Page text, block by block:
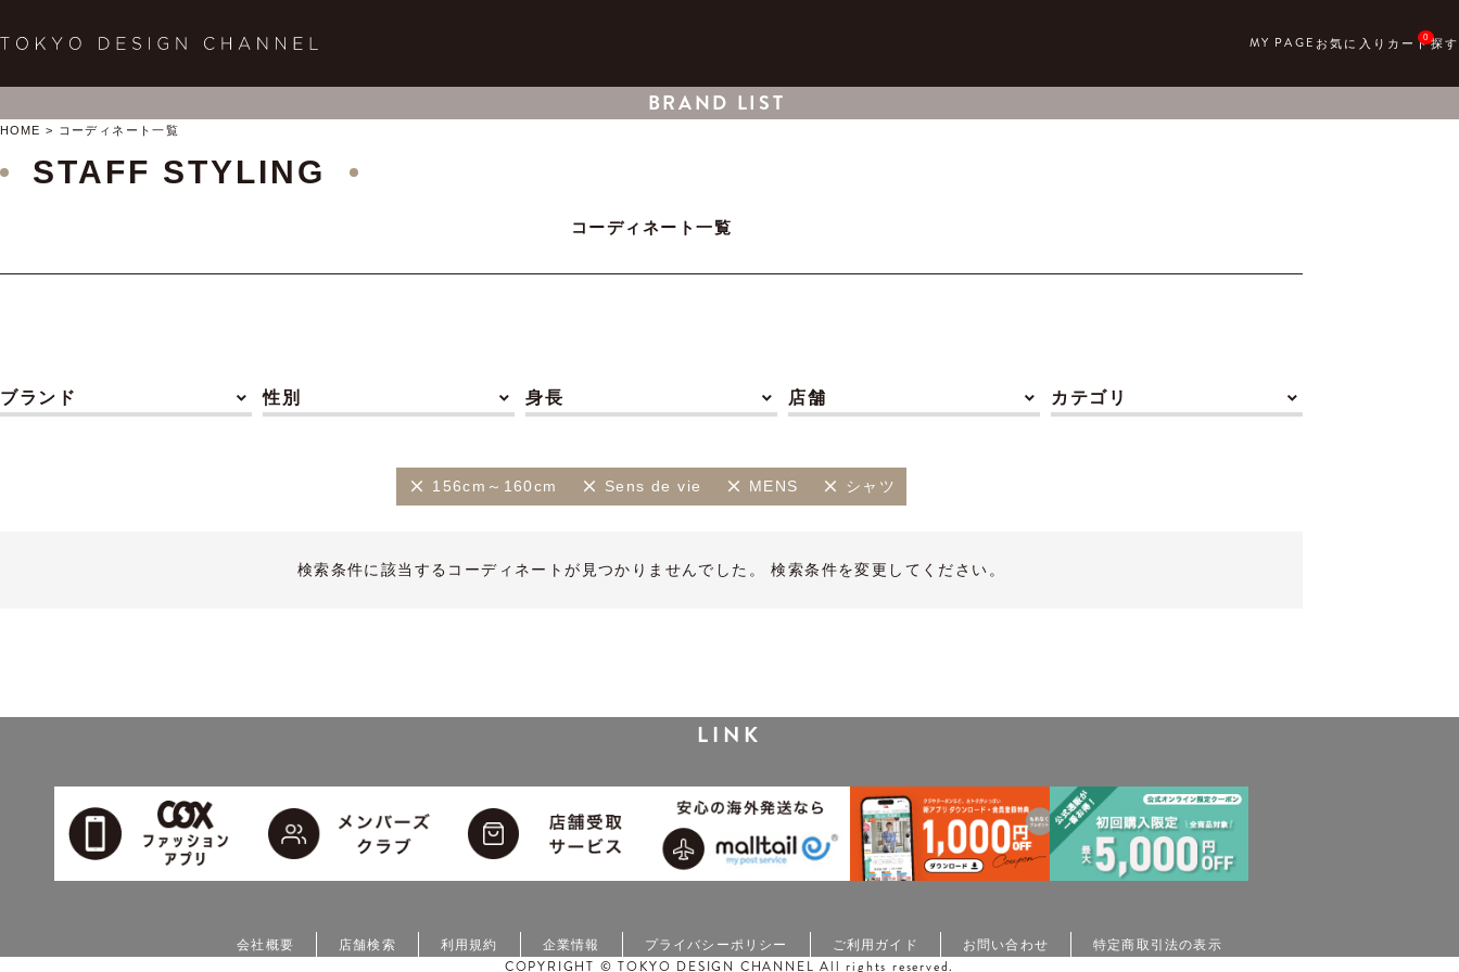
0
BRAND LIST
HOME コーディネート一覧
STAFF STYLING
コーディネート一覧
ブランド 性別 身長 店舗 カテゴリ
156cm～160cm Sens de vie MENS シャツ
検索条件に該当するコーディネートが見つかりませんでした。 検索条件を変更してください。
LINK
会社概要 店舗検索 利用規約 企業情報 プライバシーポリシー ご利用ガイド お問い合わせ 特定商取引法の表示
COPYRIGHT © TOKYO DESIGN CHANNEL All rights reserved.